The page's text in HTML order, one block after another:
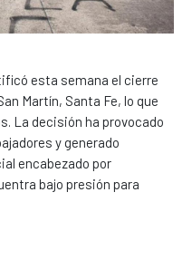
esta semana el cierre
Martín, Santa Fe, lo que
La decisión ha provocado
y generado
encabezado por
bajo presión para